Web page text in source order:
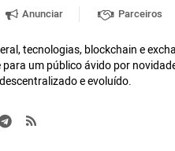
Anunciar Parceiros
tecnologias, blockchain e
um público ávido por
e evoluído.